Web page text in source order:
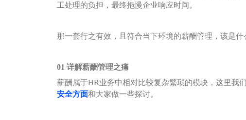
工处理的负担，最终拖慢企业响应时间。
那一套行之有效，且符合当下环境的薪酬管理，该是
01 详解薪酬管理之痛
薪酬属于HR业务中相对比较复杂繁琐的模块，这里我
安全方面和大家做一些探讨。